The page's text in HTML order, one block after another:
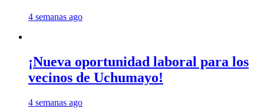
4 semanas ago
¡Nueva oportunidad laboral para los
vecinos de Uchumayo!
4 semanas ago